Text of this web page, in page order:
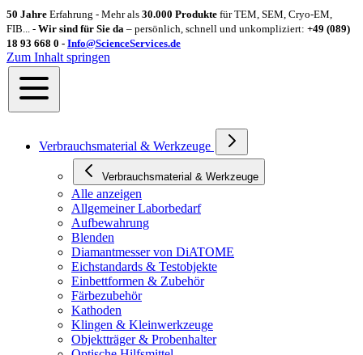
50 Jahre Erfahrung - Mehr als 30.000 Produkte für TEM, SEM, Cryo-EM,
FIB... - Wir sind für Sie da – persönlich, schnell und unkompliziert: +49 (089)
18 93 668 0 - Info@ScienceServices.de
Zum Inhalt springen
Verbrauchsmaterial & Werkzeuge
Verbrauchsmaterial & Werkzeuge
Alle anzeigen
Allgemeiner Laborbedarf
Aufbewahrung
Blenden
Diamantmesser von DiATOME
Eichstandards & Testobjekte
Einbettformen & Zubehör
Färbezubehör
Kathoden
Klingen & Kleinwerkzeuge
Objektträger & Probenhalter